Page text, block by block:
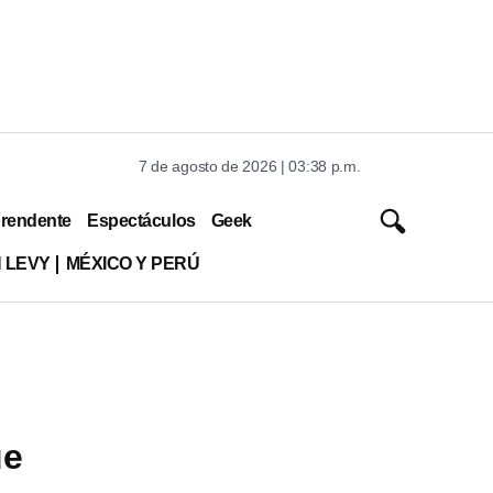
7 de agosto de 2026 | 03:38 p.m.
Espectáculos Geek
LEVY MÉXICO Y PERÚ